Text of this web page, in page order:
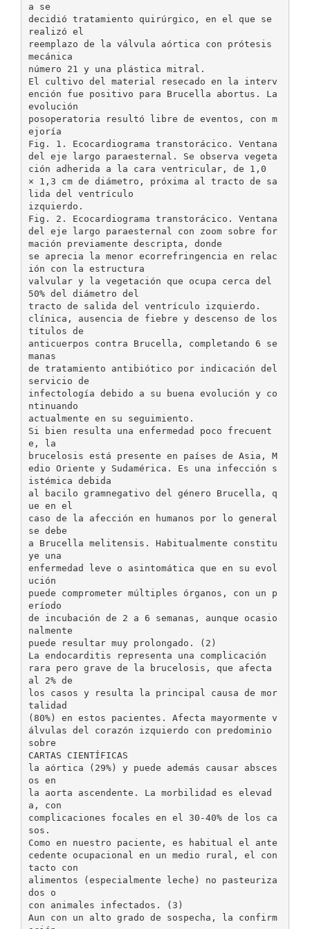
a se
decidió tratamiento quirúrgico, en el que se
realizó el
reemplazo de la válvula aórtica con prótesis
mecánica
número 21 y una plástica mitral.
El cultivo del material resecado en la interv
ención fue positivo para Brucella abortus. La
evolución
posoperatoria resultó libre de eventos, con m
ejoría
Fig. 1. Ecocardiograma transtorácico. Ventana
del eje largo paraesternal. Se observa vegeta
ción adherida a la cara ventricular, de 1,0
× 1,3 cm de diámetro, próxima al tracto de sa
lida del ventrículo
izquierdo.
Fig. 2. Ecocardiograma transtorácico. Ventana
del eje largo paraesternal con zoom sobre for
mación previamente descripta, donde
se aprecia la menor ecorrefringencia en relac
ión con la estructura
valvular y la vegetación que ocupa cerca del
50% del diámetro del
tracto de salida del ventrículo izquierdo.
clínica, ausencia de fiebre y descenso de los
títulos de
anticuerpos contra Brucella, completando 6 se
manas
de tratamiento antibiótico por indicación del
servicio de
infectología debido a su buena evolución y co
ntinuando
actualmente en su seguimiento.
Si bien resulta una enfermedad poco frecuent
e, la
brucelosis está presente en países de Asia, M
edio Oriente y Sudamérica. Es una infección s
istémica debida
al bacilo gramnegativo del género Brucella, q
ue en el
caso de la afección en humanos por lo general
se debe
a Brucella melitensis. Habitualmente constitu
ye una
enfermedad leve o asintomática que en su evol
ución
puede comprometer múltiples órganos, con un p
eríodo
de incubación de 2 a 6 semanas, aunque ocasio
nalmente
puede resultar muy prolongado. (2)
La endocarditis representa una complicación
rara pero grave de la brucelosis, que afecta
al 2% de
los casos y resulta la principal causa de mor
talidad
(80%) en estos pacientes. Afecta mayormente v
álvulas del corazón izquierdo con predominio
sobre
CARTAS CIENTÍFICAS
la aórtica (29%) y puede además causar absces
os en
la aorta ascendente. La morbilidad es elevad
a, con
complicaciones focales en el 30-40% de los ca
sos.
Como en nuestro paciente, es habitual el ante
cedente ocupacional en un medio rural, el con
tacto con
alimentos (especialmente leche) no pasteuriza
dos o
con animales infectados. (3)
Aun con un alto grado de sospecha, la confirm